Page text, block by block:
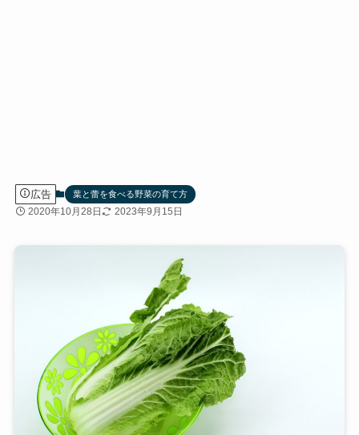
広告 葉と蕾を食べる野菜の育て方
2020年10月28日 2023年9月15日